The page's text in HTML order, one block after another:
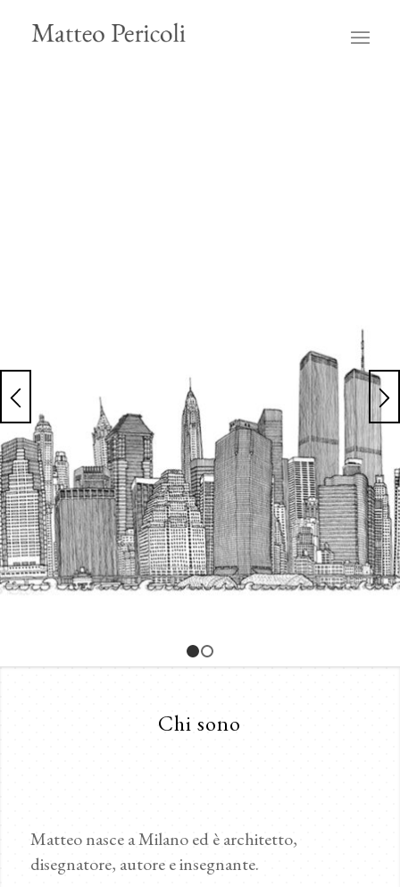
1 2
Chi sono
Matteo nasce a Milano ed è architetto,
disegnatore, autore e insegnante.